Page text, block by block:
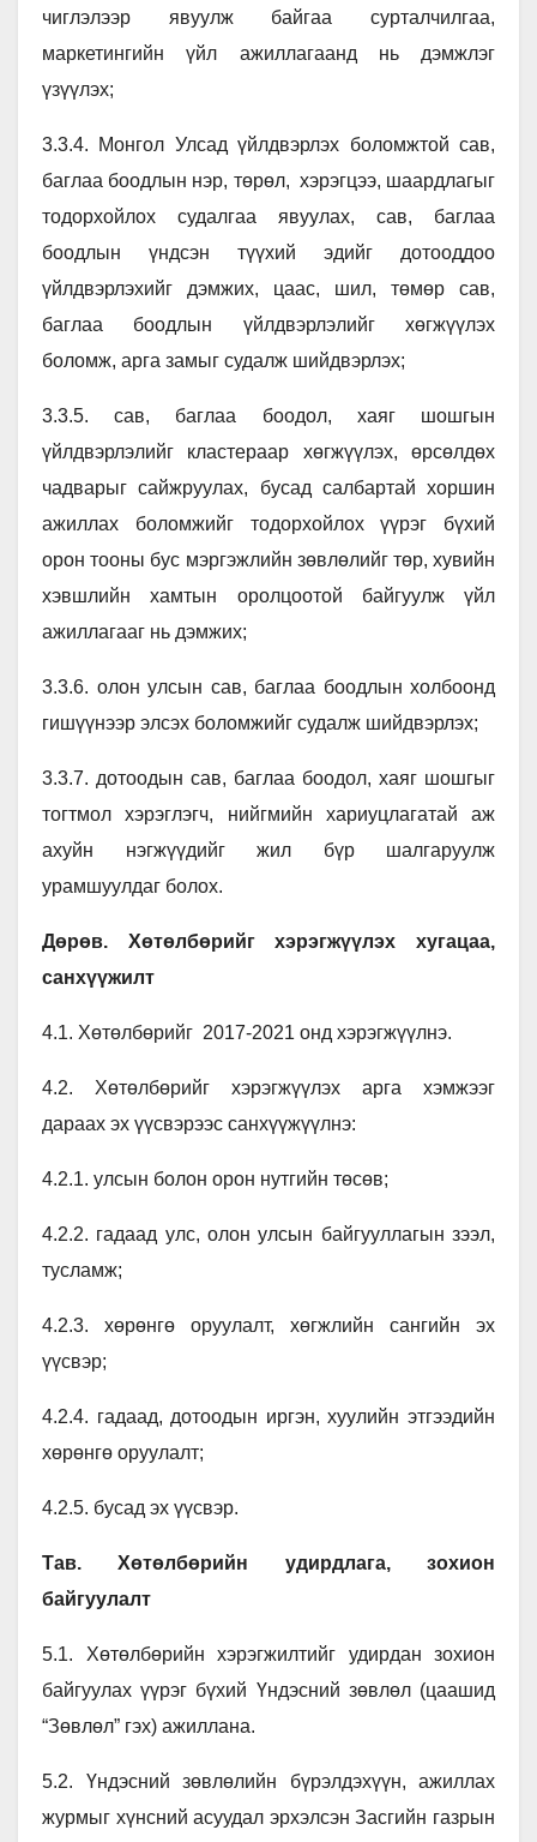
чиглэлээр явуулж байгаа сурталчилгаа,
маркетингийн үйл ажиллагаанд нь дэмжлэг
үзүүлэх;
3.3.4. Монгол Улсад үйлдвэрлэх боломжтой сав,
баглаа боодлын нэр, төрөл, хэрэгцээ, шаардлагыг
тодорхойлох судалгаа явуулах, сав, баглаа
боодлын үндсэн түүхий эдийг дотооддоо
үйлдвэрлэхийг дэмжих, цаас, шил, төмөр сав,
баглаа боодлын үйлдвэрлэлийг хөгжүүлэх
боломж, арга замыг судалж шийдвэрлэх;
3.3.5. сав, баглаа боодол, хаяг шошгын
үйлдвэрлэлийг кластераар хөгжүүлэх, өрсөлдөх
чадварыг сайжруулах, бусад салбартай хоршин
ажиллах боломжийг тодорхойлох үүрэг бүхий
орон тооны бус мэргэжлийн зөвлөлийг төр, хувийн
хэвшлийн хамтын оролцоотой байгуулж үйл
ажиллагааг нь дэмжих;
3.3.6. олон улсын сав, баглаа боодлын холбоонд
гишүүнээр элсэх боломжийг судалж шийдвэрлэх;
3.3.7. дотоодын сав, баглаа боодол, хаяг шошгыг
тогтмол хэрэглэгч, нийгмийн хариуцлагатай аж
ахуйн нэгжүүдийг жил бүр шалгаруулж
урамшуулдаг болох.
Дөрөв. Хөтөлбөрийг хэрэгжүүлэх хугацаа,
санхүүжилт
4.1. Хөтөлбөрийг 2017-2021 онд хэрэгжүүлнэ.
4.2. Хөтөлбөрийг хэрэгжүүлэх арга хэмжээг
дараах эх үүсвэрээс санхүүжүүлнэ:
4.2.1. улсын болон орон нутгийн төсөв;
4.2.2. гадаад улс, олон улсын байгууллагын зээл,
тусламж;
4.2.3. хөрөнгө оруулалт, хөгжлийн сангийн эх
үүсвэр;
4.2.4. гадаад, дотоодын иргэн, хуулийн этгээдийн
хөрөнгө оруулалт;
4.2.5. бусад эх үүсвэр.
Тав. Хөтөлбөрийн удирдлага, зохион
байгуулалт
5.1. Хөтөлбөрийн хэрэгжилтийг удирдан зохион
байгуулах үүрэг бүхий Үндэсний зөвлөл (цаашид
“Зөвлөл” гэх) ажиллана.
5.2. Үндэсний зөвлөлийн бүрэлдэхүүн, ажиллах
журмыг хүнсний асуудал эрхэлсэн Засгийн газрын